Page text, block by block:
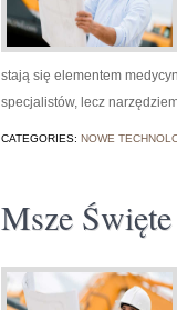
stają się elementem
specjalistów, lecz
CATEGORIES: NOWE
Msze Święte